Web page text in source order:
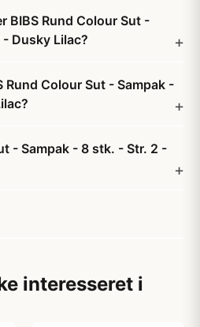
BIBS Rund Colour Sut -
Dusky Lilac?
Rund Colour Sut - Sampak -
- Sampak - 8 stk. - Str. 2 -
interesseret i